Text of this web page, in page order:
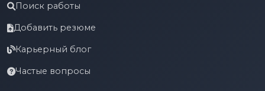
Поиск работы
Добавить резюме
Карьерный блог
Частые вопросы